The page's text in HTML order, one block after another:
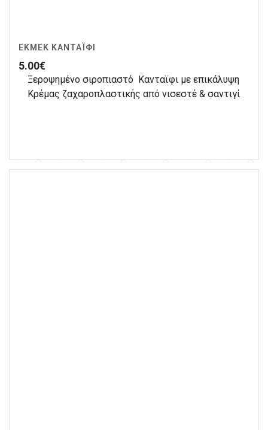
ΕΚΜΈΚ ΚΑΝΤΑΪΦΙ
5.00€
Ξεροψημένο σιροπιαστό Κανταϊφι με επικάλυψη
Κρέμας ζαχαροπλαστικής από νισεστέ & σαντιγί